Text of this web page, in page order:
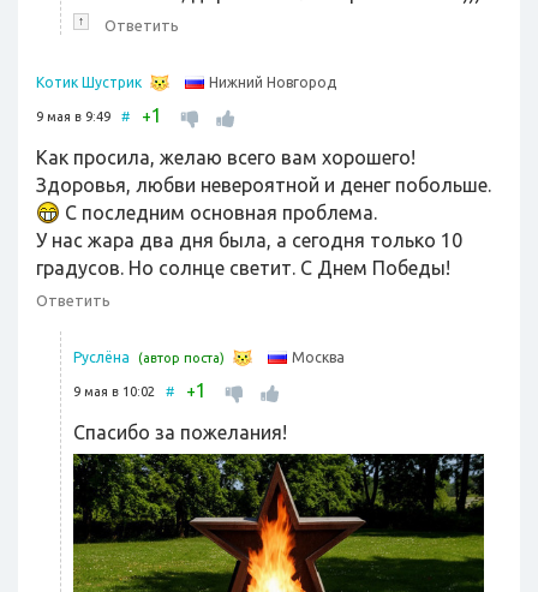
↑ Ответить
Котик Шустрик Нижний Новгород
9 мая в 9:49 # +1
Как просила, желаю всего вам хорошего!
Здоровья, любви невероятной и денег побольше.
С последним основная проблема.
У нас жара два дня была, а сегодня только 10
градусов. Но солнце светит. С Днем Победы!
Ответить
Руслёна (автор поста) Москва
9 мая в 10:02 # +1
Спасибо за пожелания!